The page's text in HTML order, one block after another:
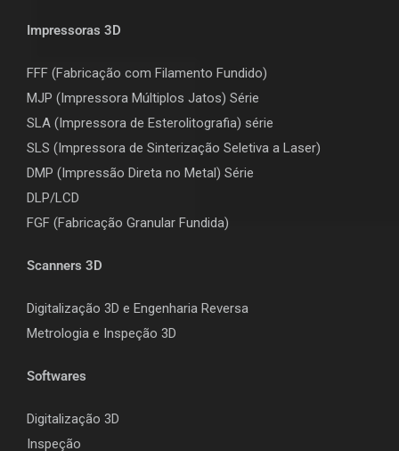
Impressoras 3D
FFF (Fabricação com Filamento Fundido)
MJP (Impressora Múltiplos Jatos) Série
SLA (Impressora de Esterolitografia) série
SLS (Impressora de Sinterização Seletiva a Laser)
DMP (Impressão Direta no Metal) Série
DLP/LCD
FGF (Fabricação Granular Fundida)
Scanners 3D
Digitalização 3D e Engenharia Reversa
Metrologia e Inspeção 3D
Softwares
Digitalização 3D
Inspeção